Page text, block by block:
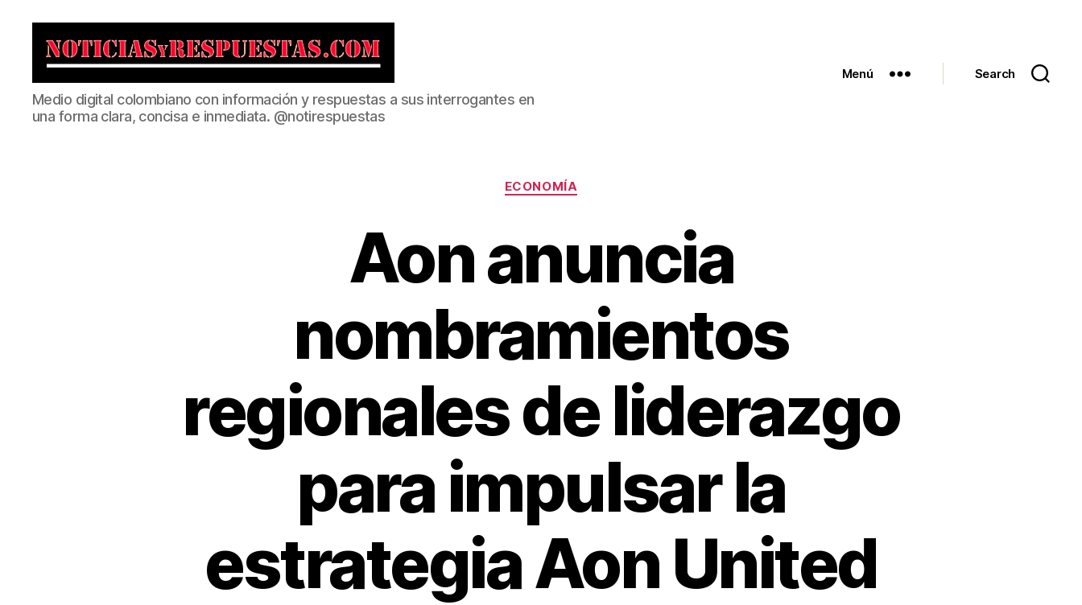
Noticias
y
Respuestas
Medio digital colombiano con información y respuestas a sus interrogantes en
una forma clara, concisa e inmediata. @notirespuestas
Menú Search
Categorías
ECONOMÍA
Aon anuncia
nombramientos
regionales de liderazgo
para impulsar la
estrategia Aon United